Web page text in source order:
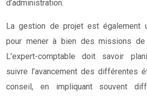
d’administration.
La gestion de projet est également
pour mener à bien des missions de
L’expert-comptable doit savoir
suivre l’avancement des différentes
conseil, en impliquant souvent